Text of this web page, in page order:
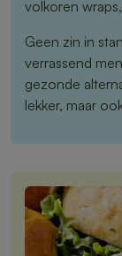
volkoren
Geen zin in
verrassend
gezonde
lekker, maar